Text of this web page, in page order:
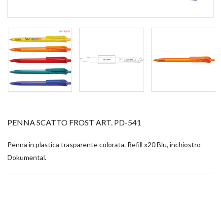
PENNA SCATTO FROST ART. PD-541
Penna in plastica trasparente colorata. Refill x20 Blu, inchiostro
Dokumental.